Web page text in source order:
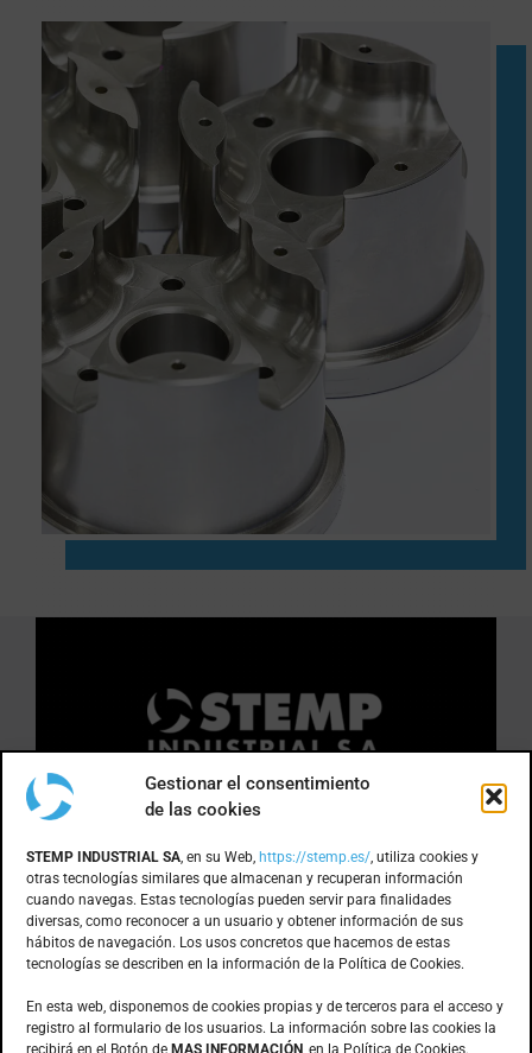
Gestionar el consentimiento
de las cookies
STEMP INDUSTRIAL SA, en su Web, https://stemp.es/, utiliza cookies y
otras tecnologías similares que almacenan y recuperan información
cuando navegas. Estas tecnologías pueden servir para finalidades
diversas, como reconocer a un usuario y obtener información de sus
hábitos de navegación. Los usos concretos que hacemos de estas
tecnologías se describen en la información de la Política de Cookies.
En esta web, disponemos de cookies propias y de terceros para el acceso y
registro al formulario de los usuarios. La información sobre las cookies la
recibirá en el Botón de MAS INFORMACIÓN , en la Política de Cookies.
DÓNDE ESTAMOS
Anoia, 1 nave 8 · Pol. Ind. Can Bernades
Subirà
08130 – Santa Perpètua de Mogoda
(Barcelona)